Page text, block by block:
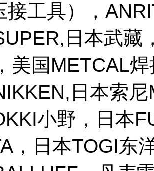
接工具），
日本武藏
美国METCAL
日本索
小野，日本
，日本TOGI东